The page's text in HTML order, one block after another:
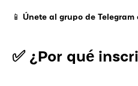
📱 Únete al grupo de
✅ ¿Por qué